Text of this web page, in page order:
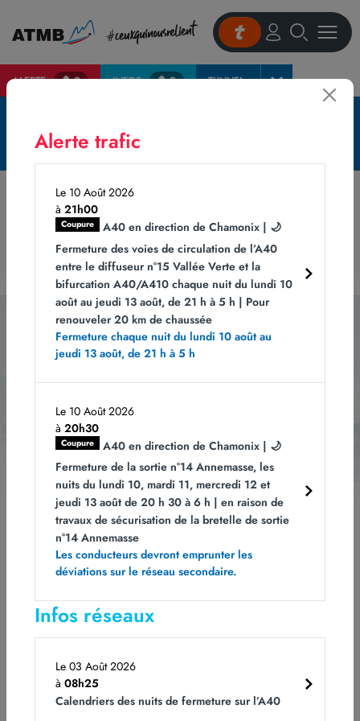
ALERTE 2 INFOS 2 TUNNEL
Aire de stationnement de la gare de
Alerte trafic
Le 10 Août 2026
à 21h00
Coupure
A40 en direction de Chamonix | 🌙
Fermeture des voies de circulation de l’A40
entre le diffuseur n°15 Vallée Verte et la
bifurcation A40/A410 chaque nuit du lundi 10
août au jeudi 13 août, de 21 h à 5 h | Pour
renouveler 20 km de chaussée
Fermeture chaque nuit du lundi 10 août au
jeudi 13 août, de 21 h à 5 h
Le 10 Août 2026
à 20h30
Coupure
A40 en direction de Chamonix | 🌙
Fermeture de la sortie n°14 Annemasse, les
nuits du lundi 10, mardi 11, mercredi 12 et
jeudi 13 août de 20 h 30 à 6 h | en raison de
travaux de sécurisation de la bretelle de sortie
n°14 Annemasse
Les conducteurs devront emprunter les
déviations sur le réseau secondaire.
Infos réseaux
Le 03 Août 2026
à 08h25
Calendriers des nuits de fermeture sur l’A40
Abonnez-vous
à notre newsletter
Les champs obligatoires sont indiqués avec *.Vous pouvez vous désabonner à
obtenir plus d'informations, rendez-vous sur notre page
confidentialité.
CDI et CDD
Alternance et stage
Candidature spontanée
Le Tunnel du Mont Blanc
La sécurité : la priorité n° 1